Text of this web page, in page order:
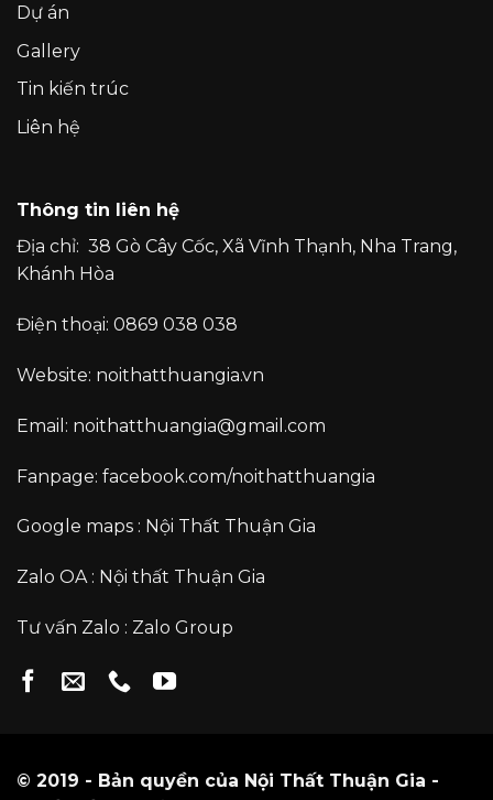
Dự án
Gallery
Tin kiến trúc
Liên hệ
Thông tin liên hệ
Địa chỉ: 38 Gò Cây Cốc, Xã Vĩnh Thạnh, Nha Trang,
Khánh Hòa
Điện thoại: 0869 038 038
Website: noithatthuangia.vn
Email: noithatthuangia@gmail.com
Fanpage: facebook.com/noithatthuangia
Google maps : Nội Thất Thuận Gia
Zalo OA : Nội thất Thuận Gia
Tư vấn Zalo : Zalo Group
© 2019 - Bản quyền của Nội Thất Thuận Gia -